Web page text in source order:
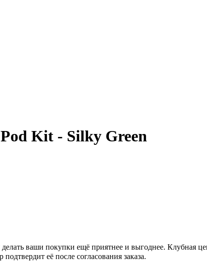
Kit - Silky Green
ваши покупки ещё приятнее и выгоднее. Клубная
её после согласования заказа.